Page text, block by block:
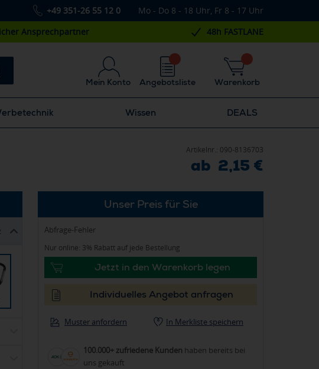
+49 351-26 55 12 0 Mo - Do 8 - 18 Uhr, Fr 8 - 17 Uhr
Ansprechpartner 48h FASTLANE
Mein Konto Warenkorb
Angebotsliste
Wissen DEALS
Artikelnr.: 090-8136703
ab 2,15 €
Unser Preis für Sie
Abfrage-Fehler
Nur online: 3% Rabatt auf jede Bestellung
Jetzt in den Warenkorb legen
Individuelles Angebot anfragen
Muster anfordern In Merkliste speichern
100.000+ zufriedene Kunden haben bereits bei
uns gekauft